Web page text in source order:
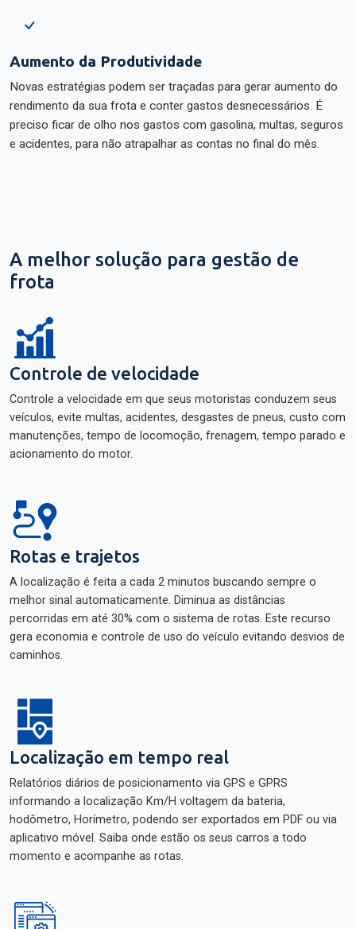
Aumento da Produtividade
Novas estratégias podem ser traçadas para gerar aumento do
rendimento da sua frota e conter gastos desnecessários. É
preciso ficar de olho nos gastos com gasolina, multas, seguros
e acidentes, para não atrapalhar as contas no final do mês.
A melhor solução para gestão de
frota
Controle de velocidade
Controle a velocidade em que seus motoristas conduzem seus
veículos, evite multas, acidentes, desgastes de pneus, custo com
manutenções, tempo de locomoção, frenagem, tempo parado e
acionamento do motor.
Rotas e trajetos
A localização é feita a cada 2 minutos buscando sempre o
melhor sinal automaticamente. Diminua as distâncias
percorridas em até 30% com o sistema de rotas. Este recurso
gera economia e controle de uso do veículo evitando desvios de
caminhos.
Localização em tempo real
Relatórios diários de posicionamento via GPS e GPRS
informando a localização Km/H voltagem da bateria,
hodômetro, Horímetro, podendo ser exportados em PDF ou via
aplicativo móvel. Saiba onde estão os seus carros a todo
momento e acompanhe as rotas.